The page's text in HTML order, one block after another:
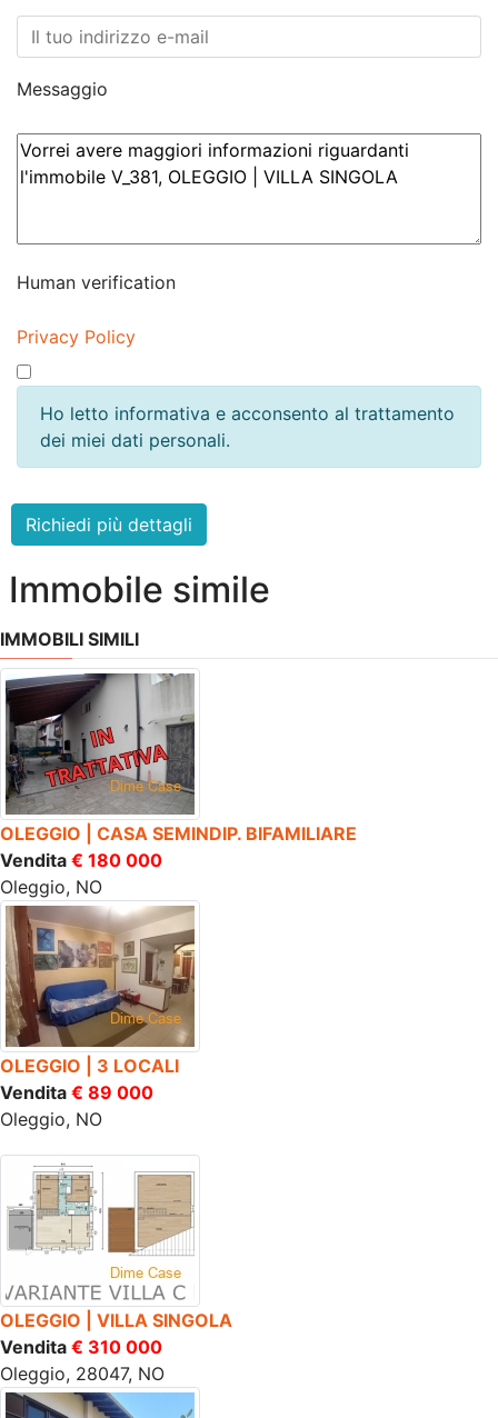
Messaggio
Human verification
Privacy Policy
Ho letto informativa e acconsento al trattamento
dei miei dati personali.
Immobile simile
IMMOBILI SIMILI
OLEGGIO | CASA SEMINDIP. BIFAMILIARE
Vendita € 180 000
Oleggio, NO
OLEGGIO | 3 LOCALI
Vendita € 89 000
Oleggio, NO
OLEGGIO | VILLA SINGOLA
Vendita € 310 000
Oleggio, 28047, NO